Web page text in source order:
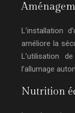
L’installation
améliore la
L’utilisation
l’allumage
Nutrition